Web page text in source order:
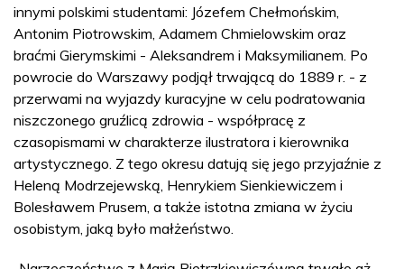
innymi polskimi studentami: Józefem Chełmońskim,
Antonim Piotrowskim, Adamem Chmielowskim oraz
braćmi Gierymskimi - Aleksandrem i Maksymilianem. Po
powrocie do Warszawy podjął trwającą do 1889 r. - z
przerwami na wyjazdy kuracyjne w celu podratowania
niszczonego gruźlicą zdrowia - współpracę z
czasopismami w charakterze ilustratora i kierownika
artystycznego. Z tego okresu datują się jego przyjaźnie z
Heleną Modrzejewską, Henrykiem Sienkiewiczem i
Bolesławem Prusem, a także istotna zmiana w życiu
osobistym, jaką było małżeństwo.